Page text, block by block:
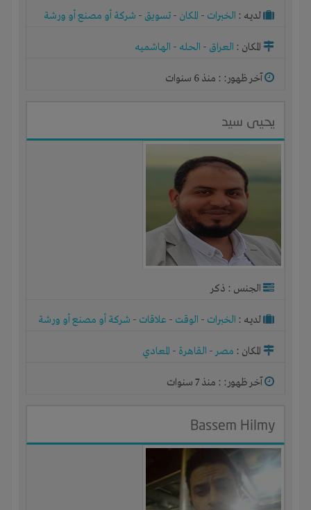
لديـه : الخبرات - المكان - تسويق - شركة أو مصنع أو ورشة
المكان : العراق - الحله - الهاشميه
آخر ظهور: : منذ 6 سنوات
يحيى سيد
الجنس : ذكر
لديـه : الخبرات - الوقت - علاقات - شركة أو مصنع أو ورشة
المكان : مصر- القاهرة - المعادي
آخر ظهور: : منذ 7 سنوات
Bassem Hilmy